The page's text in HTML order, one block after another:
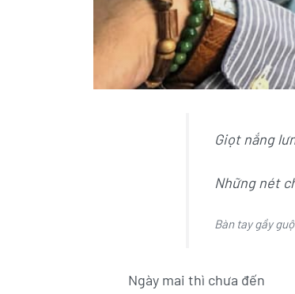
Giọt nắng
Những nét
Bàn tay gầy
Ngày mai thì chưa đến